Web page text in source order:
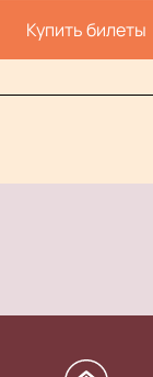
Купить билеты